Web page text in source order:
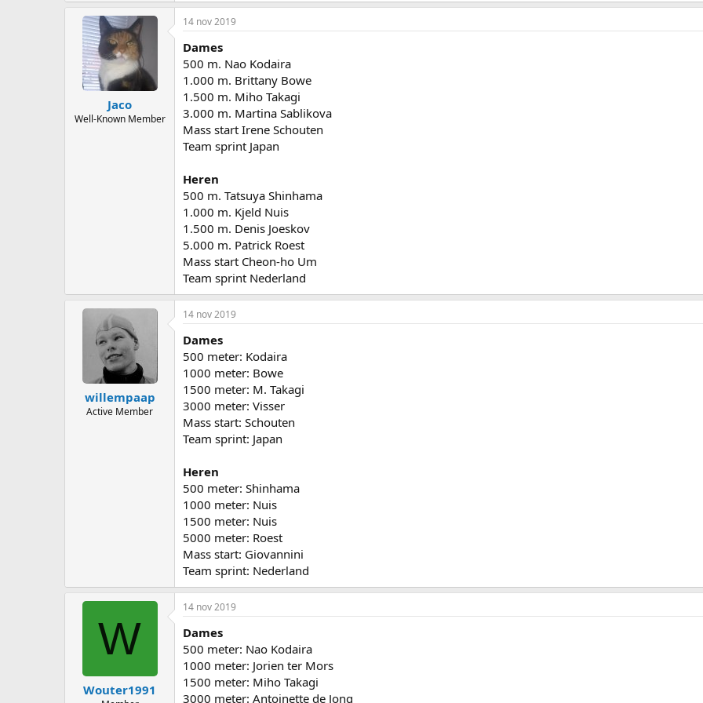
Jaco
Well-Known Member
14 nov 2019
Dames
500 m. Nao Kodaira
1.000 m. Brittany Bowe
1.500 m. Miho Takagi
3.000 m. Martina Sablikova
Mass start Irene Schouten
Team sprint Japan
Heren
500 m. Tatsuya Shinhama
1.000 m. Kjeld Nuis
1.500 m. Denis Joeskov
5.000 m. Patrick Roest
Mass start Cheon-ho Um
Team sprint Nederland
willempaap
Active Member
14 nov 2019
Dames
500 meter: Kodaira
1000 meter: Bowe
1500 meter: M. Takagi
3000 meter: Visser
Mass start: Schouten
Team sprint: Japan
Heren
500 meter: Shinhama
1000 meter: Nuis
1500 meter: Nuis
5000 meter: Roest
Mass start: Giovannini
Team sprint: Nederland
W
Wouter1991
14 nov 2019
Dames
500 meter: Nao Kodaira
1000 meter: Jorien ter Mors
1500 meter: Miho Takagi
3000 meter: Antoinette de Jong